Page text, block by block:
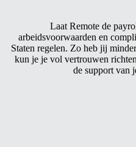
Laat Remote de
arbeidsvoorwaarden en
Staten regelen. Zo heb jij
kun je je vol vertrouwen
de support van